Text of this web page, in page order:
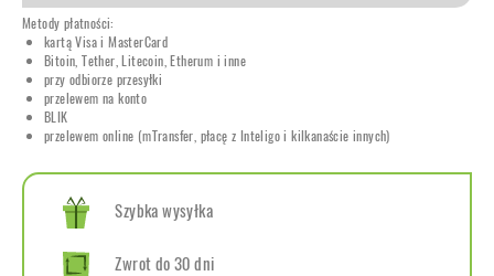
Metody płatności:
kartą Visa i MasterCard
Bitoin, Tether, Litecoin, Etherum i inne
przy odbiorze przesyłki
przelewem na konto
BLIK
przelewem online (mTransfer, płacę z Inteligo i kilkanaście innych)
Szybka wysyłka
Zwrot do 30 dni